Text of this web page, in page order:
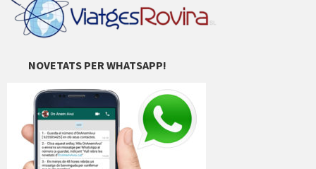
NOVETATS PER WHATSAPP!